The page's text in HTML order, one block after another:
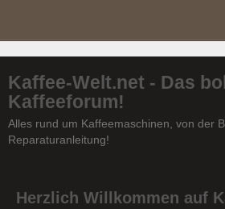
Kaffee-Welt.net - Das
Kaffeeforum!
Alles rund um Kaffeemaschinen, von der
Reparaturanleitung!
Herzlich Willkommen auf